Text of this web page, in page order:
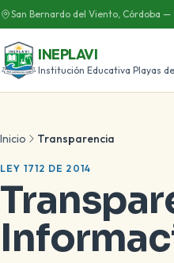
San Bernardo del Viento, Córdoba —
INEPLAVI
Institución Educativa Playas
Inicio Transparencia
LEY 1712 DE 2014